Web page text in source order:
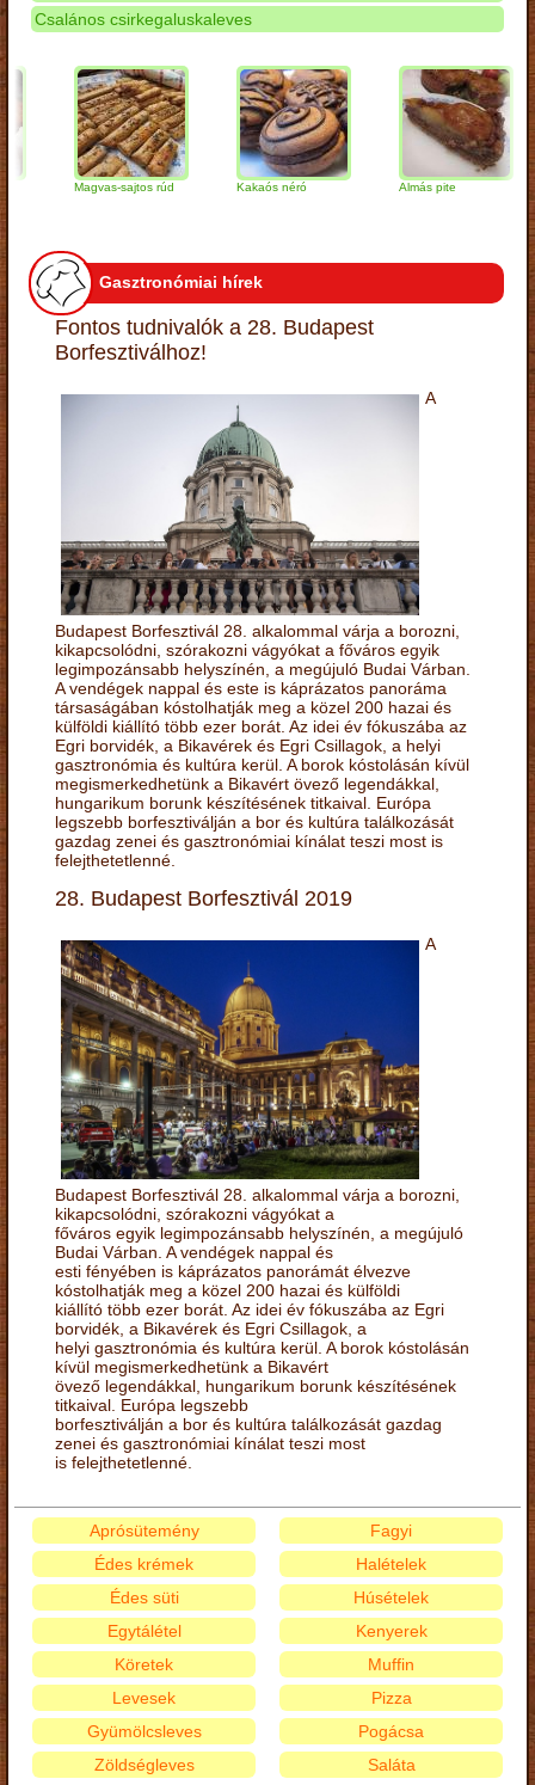
Csalános csirkegaluskaleves
Magvas-sajtos rúd Kakaós néró Almás pite
Gasztronómiai hírek
Fontos tudnivalók a 28. Budapest
Borfesztiválhoz!
A
Budapest Borfesztivál 28. alkalommal várja a borozni,
kikapcsolódni, szórakozni vágyókat a főváros egyik
legimpozánsabb helyszínén, a megújuló Budai Várban.
A vendégek nappal és este is káprázatos panoráma
társaságában kóstolhatják meg a közel 200 hazai és
külföldi kiállító több ezer borát. Az idei év fókuszába az
Egri borvidék, a Bikavérek és Egri Csillagok, a helyi
gasztronómia és kultúra kerül. A borok kóstolásán kívül
megismerkedhetünk a Bikavért övező legendákkal,
hungarikum borunk készítésének titkaival. Európa
legszebb borfesztiválján a bor és kultúra találkozását
gazdag zenei és gasztronómiai kínálat teszi most is
felejthetetlenné.
28. Budapest Borfesztivál 2019
A
Budapest Borfesztivál 28. alkalommal várja a borozni,
kikapcsolódni, szórakozni vágyókat a
főváros egyik legimpozánsabb helyszínén, a megújuló
Budai Várban. A vendégek nappal és
esti fényében is káprázatos panorámát élvezve
kóstolhatják meg a közel 200 hazai és külföldi
kiállító több ezer borát. Az idei év fókuszába az Egri
borvidék, a Bikavérek és Egri Csillagok, a
helyi gasztronómia és kultúra kerül. A borok kóstolásán
kívül megismerkedhetünk a Bikavért
övező legendákkal, hungarikum borunk készítésének
titkaival. Európa legszebb
borfesztiválján a bor és kultúra találkozását gazdag
zenei és gasztronómiai kínálat teszi most
is felejthetetlenné.
Aprósütemény
Édes krémek
Édes süti
Egytálétel
Fagyi
Halételek
Húsételek
Kenyerek
Köretek
Levesek
Gyümölcsleves
Zöldségleves
Muffin
Pizza
Pogácsa
Saláta